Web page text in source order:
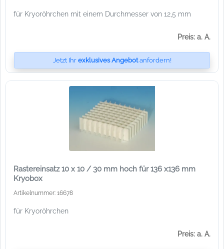
für Kryoröhrchen mit einem Durchmesser von 12,5 mm
Preis: a. A.
Jetzt Ihr exklusives Angebotanfordern!
Rastereinsatz 10 x 10 / 30 mm hoch für 136 x136 mm
Kryobox
Artikelnummer: 16678
für Kryoröhrchen
Preis: a. A.